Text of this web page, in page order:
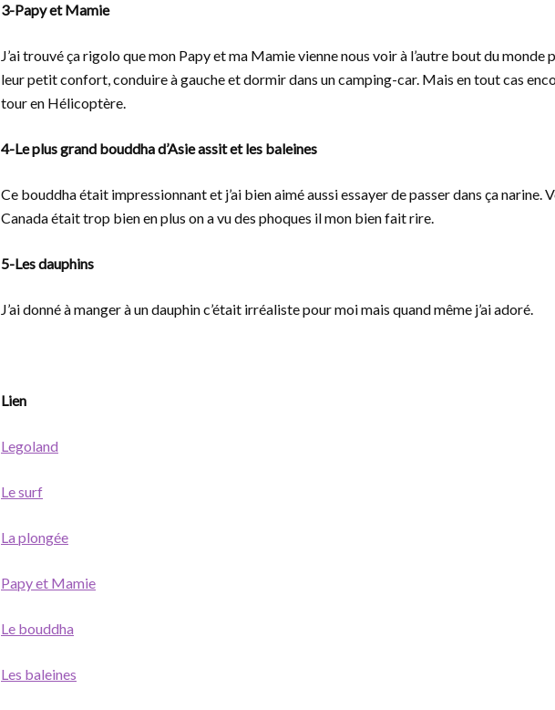
3-Papy et Mamie
J’ai trouvé ça rigolo que mon Papy et ma Mamie vienne nous voir à l’autre bout du monde
leur petit confort, conduire à gauche et dormir dans un camping-car. Mais en tout cas
tour en Hélicoptère.
4-Le plus grand bouddha d’Asie assit et les baleines
Ce bouddha était impressionnant et j’ai bien aimé aussi essayer de passer dans ça narine.
Canada était trop bien en plus on a vu des phoques il mon bien fait rire.
5-Les dauphins
J’ai donné à manger à un dauphin c’était irréaliste pour moi mais quand même j’ai adoré.
Lien
Legoland
Le surf
La plongée
Papy et Mamie
Le bouddha
Les baleines